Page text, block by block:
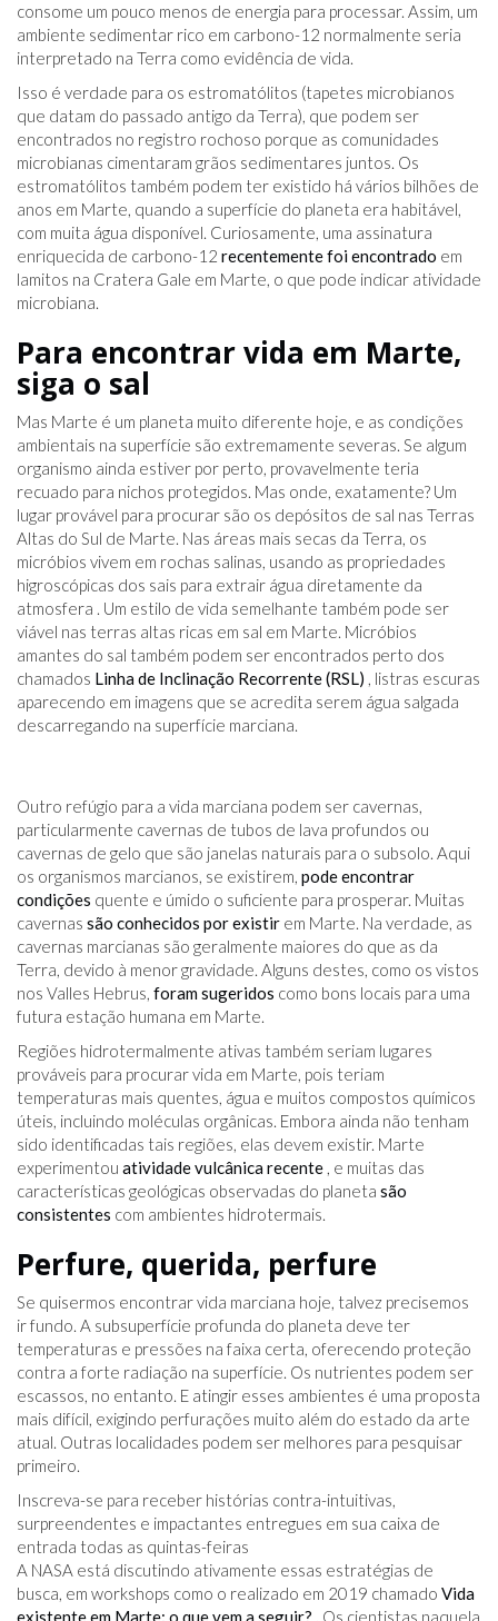
consome um pouco menos de energia para processar. Assim, um
ambiente sedimentar rico em carbono-12 normalmente seria
interpretado na Terra como evidência de vida.
Isso é verdade para os estromatólitos (tapetes microbianos
que datam do passado antigo da Terra), que podem ser
encontrados no registro rochoso porque as comunidades
microbianas cimentaram grãos sedimentares juntos. Os
estromatólitos também podem ter existido há vários bilhões de
anos em Marte, quando a superfície do planeta era habitável,
com muita água disponível. Curiosamente, uma assinatura
enriquecida de carbono-12 recentemente foi encontrado em
lamitos na Cratera Gale em Marte, o que pode indicar atividade
microbiana.
Para encontrar vida em Marte,
siga o sal
Mas Marte é um planeta muito diferente hoje, e as condições
ambientais na superfície são extremamente severas. Se algum
organismo ainda estiver por perto, provavelmente teria
recuado para nichos protegidos. Mas onde, exatamente? Um
lugar provável para procurar são os depósitos de sal nas Terras
Altas do Sul de Marte. Nas áreas mais secas da Terra, os
micróbios vivem em rochas salinas, usando as propriedades
higroscópicas dos sais para extrair água diretamente da
atmosfera . Um estilo de vida semelhante também pode ser
viável nas terras altas ricas em sal em Marte. Micróbios
amantes do sal também podem ser encontrados perto dos
chamados Linha de Inclinação Recorrente (RSL) , listras escuras
aparecendo em imagens que se acredita serem água salgada
descarregando na superfície marciana.
Outro refúgio para a vida marciana podem ser cavernas,
particularmente cavernas de tubos de lava profundos ou
cavernas de gelo que são janelas naturais para o subsolo. Aqui
os organismos marcianos, se existirem, pode encontrar
condições quente e úmido o suficiente para prosperar. Muitas
cavernas são conhecidos por existir em Marte. Na verdade, as
cavernas marcianas são geralmente maiores do que as da
Terra, devido à menor gravidade. Alguns destes, como os vistos
nos Valles Hebrus, foram sugeridos como bons locais para uma
futura estação humana em Marte.
Regiões hidrotermalmente ativas também seriam lugares
prováveis ​​para procurar vida em Marte, pois teriam
temperaturas mais quentes, água e muitos compostos químicos
úteis, incluindo moléculas orgânicas. Embora ainda não tenham
sido identificadas tais regiões, elas devem existir. Marte
experimentou atividade vulcânica recente , e muitas das
características geológicas observadas do planeta são
consistentes com ambientes hidrotermais.
Perfure, querida, perfure
Se quisermos encontrar vida marciana hoje, talvez precisemos
ir fundo. A subsuperfície profunda do planeta deve ter
temperaturas e pressões na faixa certa, oferecendo proteção
contra a forte radiação na superfície. Os nutrientes podem ser
escassos, no entanto. E atingir esses ambientes é uma proposta
mais difícil, exigindo perfurações muito além do estado da arte
atual. Outras localidades podem ser melhores para pesquisar
primeiro.
Inscreva-se para receber histórias contra-intuitivas,
surpreendentes e impactantes entregues em sua caixa de
entrada todas as quintas-feiras
A NASA está discutindo ativamente essas estratégias de
busca, em workshops como o realizado em 2019 chamado Vida
existente em Marte: o que vem a seguir? . Os cientistas naquela